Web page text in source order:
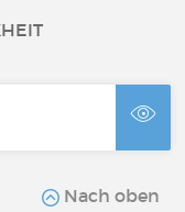
Nach oben